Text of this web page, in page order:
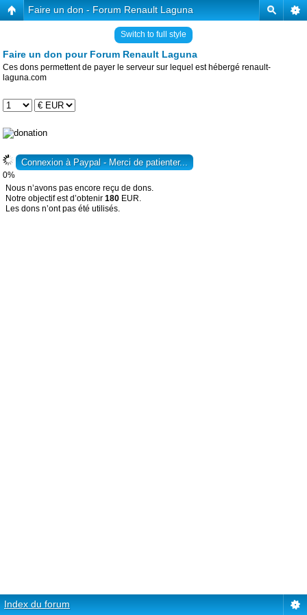
Faire un don - Forum Renault Laguna
Switch to full style
Faire un don pour Forum Renault Laguna
Ces dons permettent de payer le serveur sur lequel est hébergé renault-
laguna.com
0%
Nous n’avons pas encore reçu de dons.
Notre objectif est d’obtenir 180 EUR.
Les dons n’ont pas été utilisés.
Index du forum